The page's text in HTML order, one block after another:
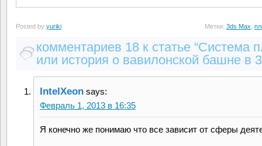
Posted by yuriki Метки: 3ds Max
комментариев 18 к статье “Система
или история о вавилонской башне в
IntelXeon says:
Февраль 1, 2013 в 16:35
Я конечно же понимаю что все зависит от сферы